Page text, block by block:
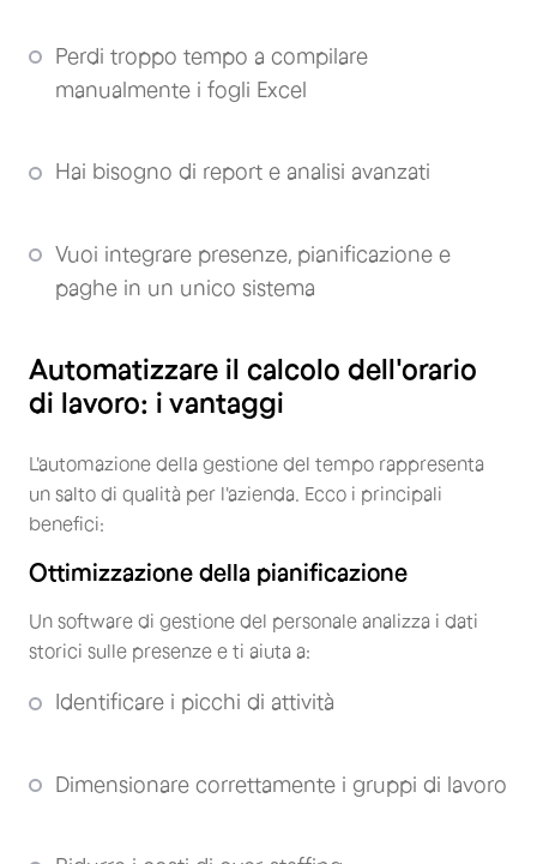
Perdi troppo tempo a compilare
manualmente i fogli Excel
Hai bisogno di report e analisi avanzati
Vuoi integrare presenze, pianificazione e
paghe in un unico sistema
Automatizzare il calcolo dell'orario
di lavoro: i vantaggi
L'automazione della gestione del tempo rappresenta
un salto di qualità per l'azienda. Ecco i principali
benefici:
Ottimizzazione della pianificazione
Un software di gestione del personale analizza i dati
storici sulle presenze e ti aiuta a:
Identificare i picchi di attività
Dimensionare correttamente i gruppi di lavoro